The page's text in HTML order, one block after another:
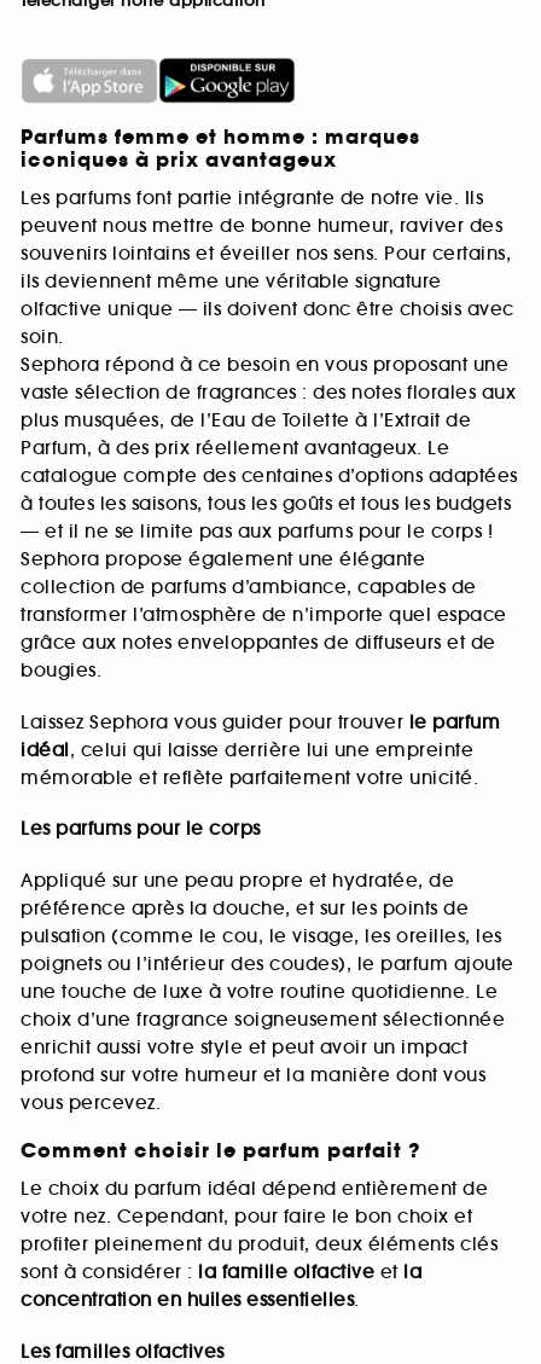
Parfums femme et homme : marques
iconiques à prix avantageux
Les parfums font partie intégrante de notre vie. Ils
peuvent nous mettre de bonne humeur, raviver des
souvenirs lointains et éveiller nos sens. Pour certains,
ils deviennent même une véritable signature
olfactive unique — ils doivent donc être choisis avec
soin.
Sephora répond à ce besoin en vous proposant une
vaste sélection de fragrances : des notes florales aux
plus musquées, de l’Eau de Toilette à l’Extrait de
Parfum, à des prix réellement avantageux. Le
catalogue compte des centaines d’options adaptées
à toutes les saisons, tous les goûts et tous les budgets
— et il ne se limite pas aux parfums pour le corps !
Sephora propose également une élégante
collection de parfums d’ambiance, capables de
transformer l’atmosphère de n’importe quel espace
grâce aux notes enveloppantes de diffuseurs et de
bougies.
Laissez Sephora vous guider pour trouver le parfum
idéal, celui qui laisse derrière lui une empreinte
mémorable et reflète parfaitement votre unicité.
Les parfums pour le corps
Appliqué sur une peau propre et hydratée, de
préférence après la douche, et sur les points de
pulsation (comme le cou, le visage, les oreilles, les
poignets ou l’intérieur des coudes), le parfum ajoute
une touche de luxe à votre routine quotidienne. Le
choix d’une fragrance soigneusement sélectionnée
enrichit aussi votre style et peut avoir un impact
profond sur votre humeur et la manière dont vous
vous percevez.
Comment choisir le parfum parfait ?
Le choix du parfum idéal dépend entièrement de
votre nez. Cependant, pour faire le bon choix et
profiter pleinement du produit, deux éléments clés
sont à considérer : la famille olfactive et la
concentration en huiles essentielles.
Les familles olfactives